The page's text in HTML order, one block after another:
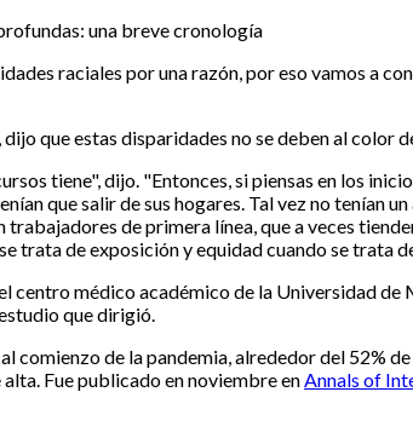
una breve cronología
raciales por una razón, por eso vamos a
que estas disparidades no se deben al color
tiene", dijo. "Entonces, si piensas en los
que salir de sus hogares. Tal vez no
de primera línea, que a veces
trata de exposición y equidad cuando se trata
médico académico de la Universidad
que dirigió.
de la pandemia, alrededor del 52%
Fue publicado en noviembre enAnnals of